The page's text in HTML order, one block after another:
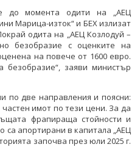
до момента одити на „АЕЦ
Марица-изток“ и БЕХ излизат
одита на „АЕЦ Козлодуй –
безобразие с оценките на
на повече от 1600 евро.
заяви министър
по две направления и поясни:
имот по тези цени. За да
фрапираща стойности и
са апортирани в капитала „АЕЦ
започва през юли 2025 г.